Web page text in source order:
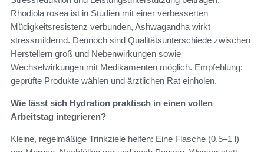
Rhodiola rosea ist in Studien mit einer verbesserten
Müdigkeitsresistenz verbunden, Ashwagandha wirkt
stressmildernd. Dennoch sind Qualitätsunterschiede zwischen
Herstellern groß und Nebenwirkungen sowie
Wechselwirkungen mit Medikamenten möglich. Empfehlung:
geprüfte Produkte wählen und ärztlichen Rat einholen.
Wie lässt sich Hydration praktisch in einen vollen
Arbeitstag integrieren?
Kleine, regelmäßige Trinkziele helfen: Eine Flasche (0,5–1 l)